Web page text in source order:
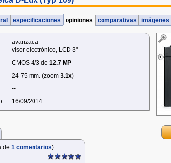
especificaciones opiniones comparativas imágenes
avanzada
visor electrónico, LCD 3"
CMOS 4/3 de 12.7 MP
24-75 mm. (zoom 3.1x)
--
16/09/2014
de 1 comentarios)